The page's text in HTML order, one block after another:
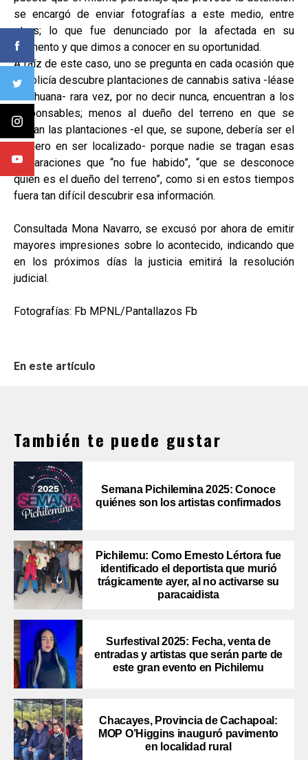
se encargó de enviar fotografías a este medio, entre
otros; lo que fue denunciado por la afectada en su
momento y que dimos a conocer en su oportunidad.
A raíz de este caso, uno se pregunta en cada ocasión que
la policía descubre plantaciones de cannabis sativa -léase
marihuana- rara vez, por no decir nunca, encuentran a los
responsables; menos al dueño del terreno en que se
ubican las plantaciones -el que, se supone, debería ser el
primero en ser localizado- porque nadie se tragan esas
declaraciones que “no fue habido”, “que se desconoce
quién es el dueño del terreno”, como si en estos tiempos
fuera tan difícil descubrir esa información.
Consultada Mona Navarro, se excusó por ahora de emitir
mayores impresiones sobre lo acontecido, indicando que
en los próximos días la justicia emitirá la resolución
judicial.
Fotografías: Fb MPNL/Pantallazos Fb
En este artículo
También te puede gustar
Semana Pichilemina 2025: Conoce
quiénes son los artistas confirmados
Pichilemu: Como Ernesto Lértora fue
identificado el deportista que murió
trágicamente ayer, al no activarse su
paracaidista
Surfestival 2025: Fecha, venta de
entradas y artistas que serán parte de
este gran evento en Pichilemu
Chacayes, Provincia de Cachapoal:
MOP O’Higgins inauguró pavimento
en localidad rural